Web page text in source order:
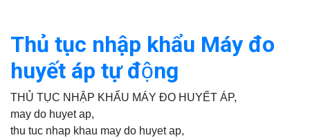
Thủ tục nhập khẩu Máy đo
huyết áp tự động
THỦ TỤC NHẬP KHẨU MÁY ĐO HUYẾT ÁP,
may do huyet ap,
thu tuc nhap khau may do huyet ap,